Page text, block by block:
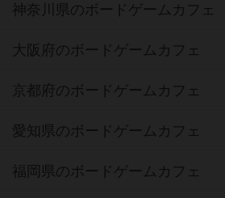
神奈川県のボードゲームカフェ
大阪府のボードゲームカフェ
京都府のボードゲームカフェ
愛知県のボードゲームカフェ
福岡県のボードゲームカフェ